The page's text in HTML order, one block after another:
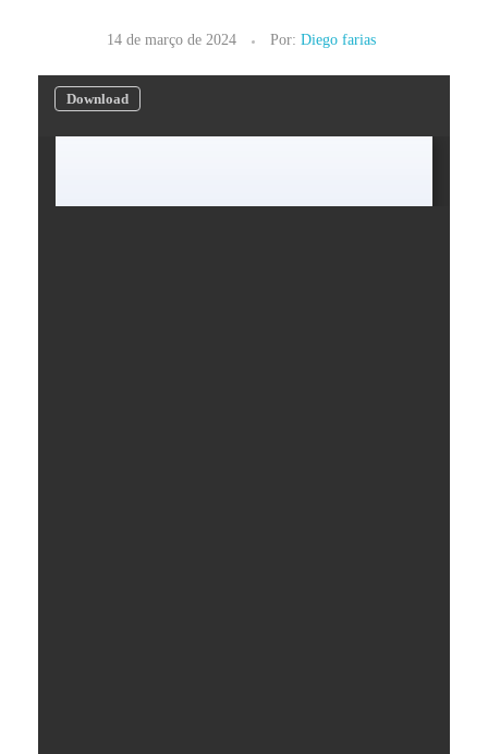
14 de março de 2024 Por: Diego farias
Download